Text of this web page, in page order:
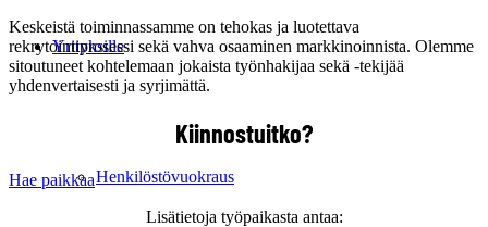
Yrityksille
Henkilöstövuokraus
Keskeistä toiminnassamme on tehokas ja luotettava
rekrytointiprosessi sekä vahva osaaminen markkinoinnista. Olemme
sitoutuneet kohtelemaan jokaista työnhakijaa sekä -tekijää
yhdenvertaisesti ja syrjimättä.
Kiinnostuitko?
Hae paikkaa
Lisätietoja työpaikasta antaa: